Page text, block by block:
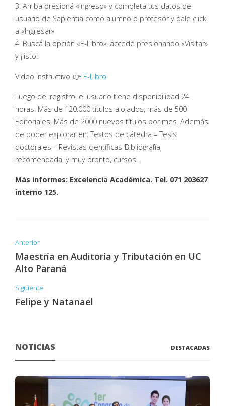
3. Arriba presioná «ingreso» y completá tus datos de
usuario de Sapientia como alumno o profesor y dale click
a «Ingresar»
4. Buscá la opción «E-Libro», accedé presionando «Visitar»
y ¡listo!
Video instructivo 👉 E-Libro
Luego del registro, el usuario tiene disponibilidad 24
horas. Más de 120.000 títulos alojados, más de 500
Editoriales, Más de 2000 nuevos títulos por mes. Además
de poder explorar en: Textos de cátedra – Tesis
doctorales – Revistas científicas-Bibliografía
recomendada, y muy pronto, cursos.
Más informes: Excelencia Académica. Tel. 071 203627
interno 125.
Anterior
Maestría en Auditoría y Tributación en UC
Alto Paraná
Siguiente
Felipe y Natanael
NOTICIAS DESTACADAS